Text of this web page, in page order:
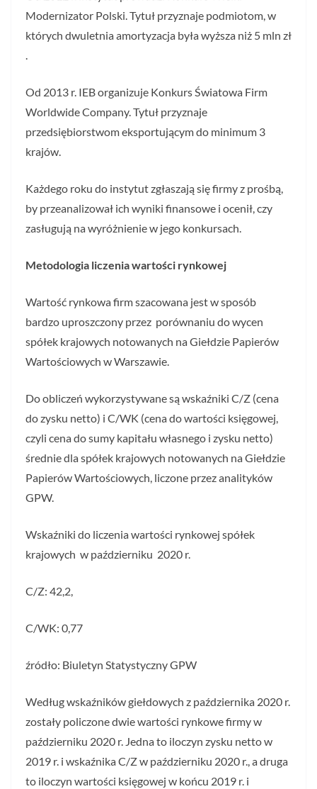
Modernizator Polski. Tytuł przyznaje podmiotom, w
których dwuletnia amortyzacja była wyższa niż 5 mln zł
.
Od 2013 r. IEB organizuje Konkurs Światowa Firm
Worldwide Company. Tytuł przyznaje
przedsiębiorstwom eksportującym do minimum 3
krajów.
Każdego roku do instytut zgłaszają się firmy z prośbą,
by przeanalizował ich wyniki finansowe i ocenił, czy
zasługują na wyróżnienie w jego konkursach.
Metodologia liczenia wartości rynkowej
Wartość rynkowa firm szacowana jest w sposób
bardzo uproszczony przez porównaniu do wycen
spółek krajowych notowanych na Giełdzie Papierów
Wartościowych w Warszawie.
Do obliczeń wykorzystywane są wskaźniki C/Z (cena
do zysku netto) i C/WK (cena do wartości księgowej,
czyli cena do sumy kapitału własnego i zysku netto)
średnie dla spółek krajowych notowanych na Giełdzie
Papierów Wartościowych, liczone przez analityków
GPW.
Wskaźniki do liczenia wartości rynkowej spółek
krajowych w październiku 2020 r.
C/Z: 42,2,
C/WK: 0,77
źródło: Biuletyn Statystyczny GPW
Według wskaźników giełdowych z października 2020 r.
zostały policzone dwie wartości rynkowe firmy w
październiku 2020 r. Jedna to iloczyn zysku netto w
2019 r. i wskaźnika C/Z w październiku 2020 r., a druga
to iloczyn wartości księgowej w końcu 2019 r. i